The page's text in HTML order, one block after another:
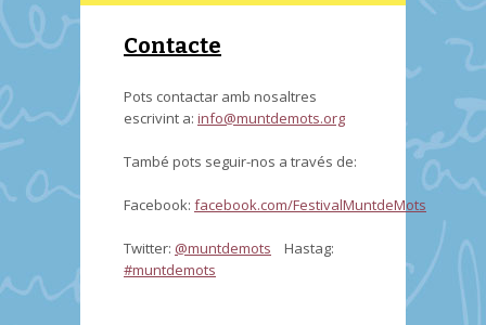
Contacte
Pots contactar amb nosaltres
escrivint a: info@muntdemots.org
També pots seguir-nos a través de:
Facebook: facebook.com/FestivalMuntdeMots
Twitter: @muntdemots Hastag:
#muntdemots